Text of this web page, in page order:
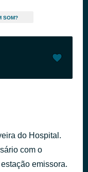
SOM?
do Hospital.
com o
emissora.